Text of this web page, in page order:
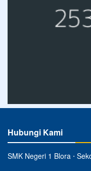
Hubungi Kami
SMK Negeri 1 Blora ⋅